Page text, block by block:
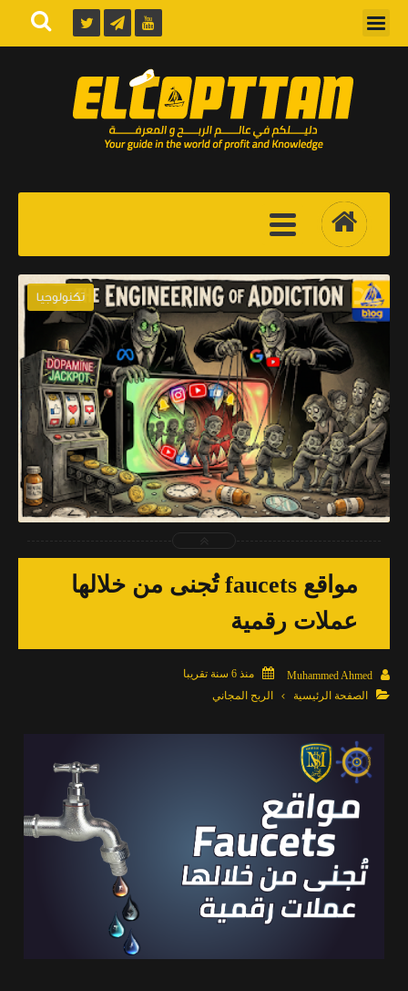
تكنولوجيا
2026-03-28
Muhammed Ahmed
شاهد الموضوع
مواقع faucets تُجنى من خلالها
عملات رقمية

Muhammed Ahmed

منذ 6 سنة تقريبا

الصفحة الرئيسية الربح المجاني